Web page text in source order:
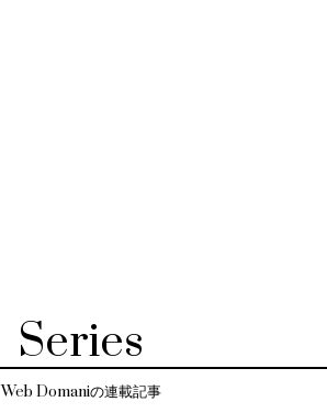
Series
Web Domaniの連載記事